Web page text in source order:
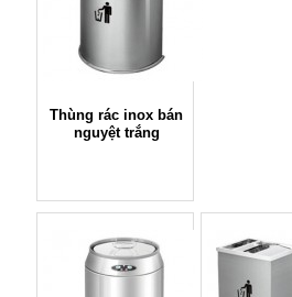
Thùng rác inox bán
nguyệt trắng